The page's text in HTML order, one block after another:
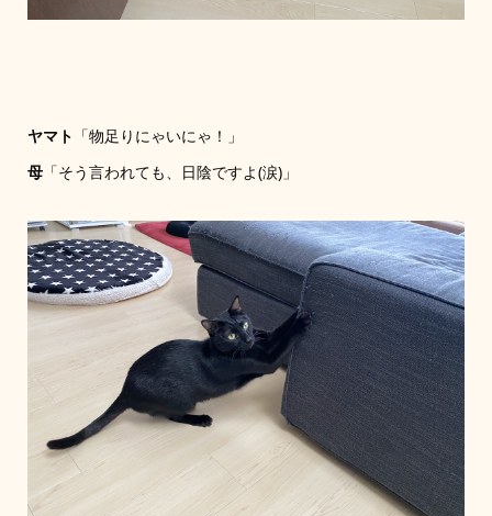
ヤマト 「物足りにゃいにゃ！」
母「そう言われても、日陰ですよ(涙)」